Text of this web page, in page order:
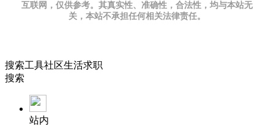
互联网，仅供参考。其真实性、准确性，合法性，均与本站无
关，本站不承担任何相关法律责任。
搜索工具社区生活求职
搜索
站内